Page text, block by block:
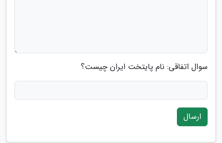
سوال اتفاقی: نام پایتخت ایران چیست؟
ارسال